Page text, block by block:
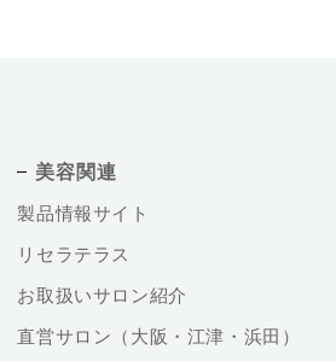
美容関連
製品情報サイト
リセラテラス
お取扱いサロン紹介
直営サロン（大阪・江津・浜田）